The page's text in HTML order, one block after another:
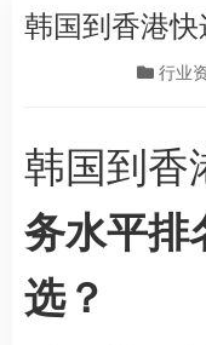
韩国到香港
行业
韩国到香
务水平排
选？